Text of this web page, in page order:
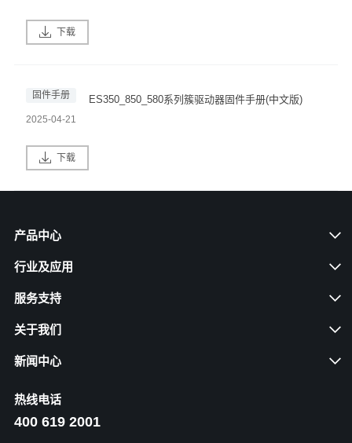
下载
固件手册 ES350_850_580系列簇驱动器固件手册(中文版)
2025-04-21
下载
产品中心
行业及应用
服务支持
关于我们
新闻中心
热线电话
400 619 2001